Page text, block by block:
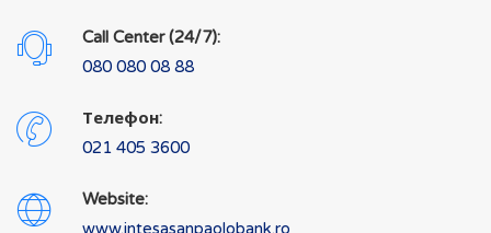
Call Center (24/7):
080 080 08 88
Телефон:
021 405 3600
Website:
www.intesasanpaolobank.ro